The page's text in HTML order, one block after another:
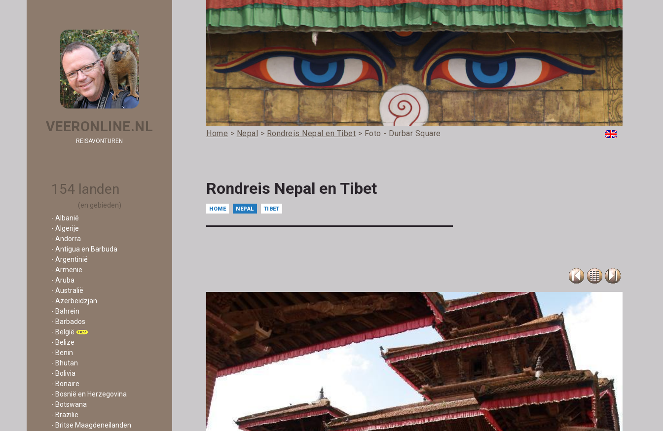
VEERONLINE.NL
REISAVONTUREN
154 landen
(en gebieden)
- Albanië
- Algerije
- Andorra
- Antigua en Barbuda
- Argentinië
- Armenië
- Aruba
- Australië
- Azerbeidzjan
- Bahrein
- Barbados
- België
- Belize
- Benin
- Bhutan
- Bolivia
- Bonaire
- Bosnië en Herzegovina
- Botswana
- Brazilië
- Britse Maagdeneilanden
Home > Nepal > Rondreis Nepal en Tibet > Foto - Durbar Square
Rondreis Nepal en Tibet
HOME NEPAL TIBET